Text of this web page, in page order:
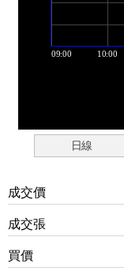
日線
成交價
成交張
買價